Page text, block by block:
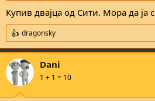
Купив двајца од Сити. Мора да ја
R
e
a
c
t
i
dragonsky
Dani
1 + 1 = 10